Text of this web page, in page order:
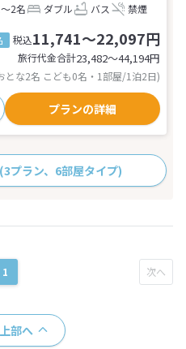
2名 ダブル バス 禁煙
税込11,741～22,097円
旅行代金合計23,482〜44,194円
とな2名 こども0名・1部屋/1泊2日)
プランの詳細
(3プラン、6部屋タイプ)
1
部へ